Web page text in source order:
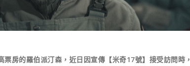
房的羅伯派汀森，近日因宣傳【米奇17號】接受訪問時，